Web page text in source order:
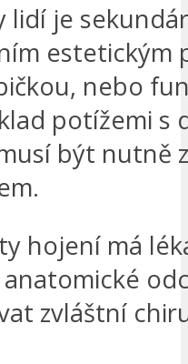
lidí je
estetickým
nebo
potížemi s
být nutně
hojení má
zvláštní